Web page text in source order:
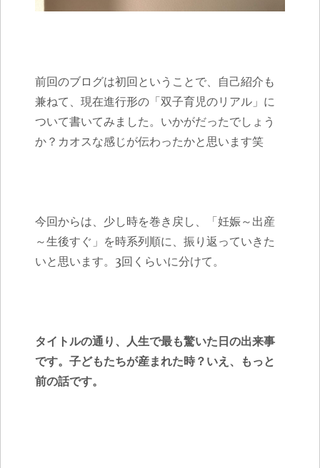
前回のブログは初回ということで、自己紹介も
兼ねて、現在進行形の「双子育児のリアル」に
ついて書いてみました。いかがだったでしょう
か？カオスな感じが伝わったかと思います笑
今回からは、少し時を巻き戻し、「妊娠～出産
～生後すぐ」を時系列順に、振り返っていきた
いと思います。3回くらいに分けて。
タイトルの通り、人生で最も驚いた日の出来事
です。 子どもたちが産まれた時？いえ、もっと
前の話です。